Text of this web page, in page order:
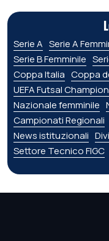
Serie A Serie A
Serie B Femminile
Coppa Italia Coppa
UEFA Futsal
Nazionale femminile
Campionati Regionali
News istituzionali
Settore Tecnico FIGC